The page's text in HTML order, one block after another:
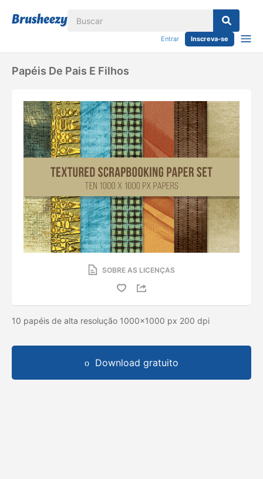
Entrar Inscreva-se
Papéis De Pais E Filhos
SOBRE AS LICENÇAS
10 papéis de alta resolução 1000x1000 px 200 dpi
Download gratuito